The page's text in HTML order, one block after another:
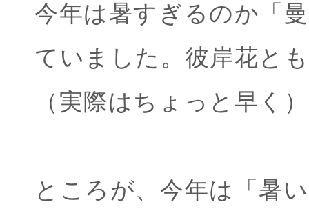
今年は暑すぎるのか「
ていました。彼岸花と
（実際はちょっと早く
ところが、今年は「暑